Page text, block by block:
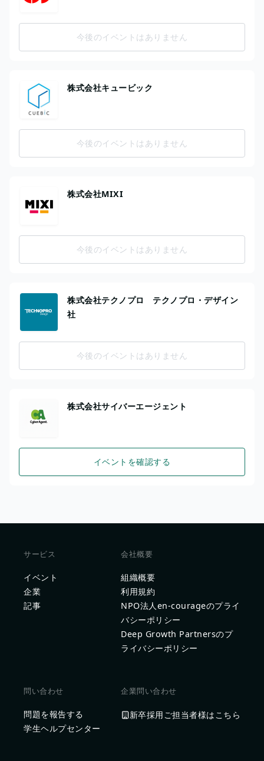
今後のイベントはありません
株式会社キュービック
今後のイベントはありません
株式会社MIXI
今後のイベントはありません
株式会社テクノプロ テクノプロ・デザイン
社
今後のイベントはありません
株式会社サイバーエージェント
イベントを確認する
サービス
イベント
企業
記事
会社概要
組織概要
利用規約
NPO法人en-courageのプライ
バシーポリシー
Deep Growth Partnersのプ
ライバシーポリシー
問い合わせ
問題を報告する
学生ヘルプセンター
企業問い合わせ
新卒採用ご担当者様はこちら